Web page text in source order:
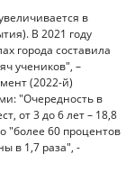
в
В 2021 году
города составила
учеников", –
(2022-й)
"Очередность в
от 3 до 6 лет – 18,8
"более 60 процентов
в 1,7 раза", -